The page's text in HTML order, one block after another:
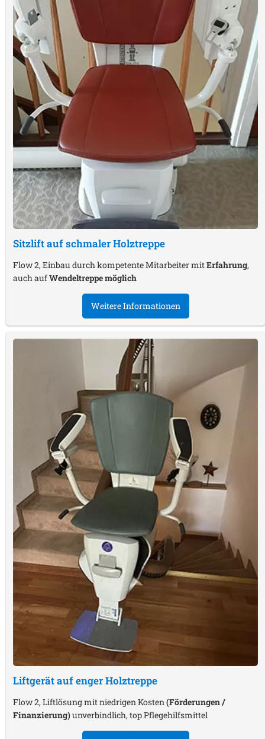
Sitzlift auf schmaler Holztreppe
Flow 2, Einbau durch kompetente Mitarbeiter mitErfahrung,
auch aufWendeltreppe möglich
Weitere Informationen
Liftgerät auf enger Holztreppe
Flow 2, Liftlösung mit niedrigen Kosten (Förderungen /
Finanzierung)unverbindlich, top Pflegehilfsmittel